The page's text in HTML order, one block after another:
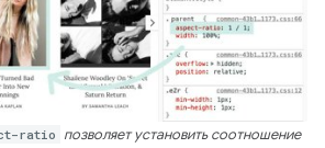
ratio позволяет установить соотношение